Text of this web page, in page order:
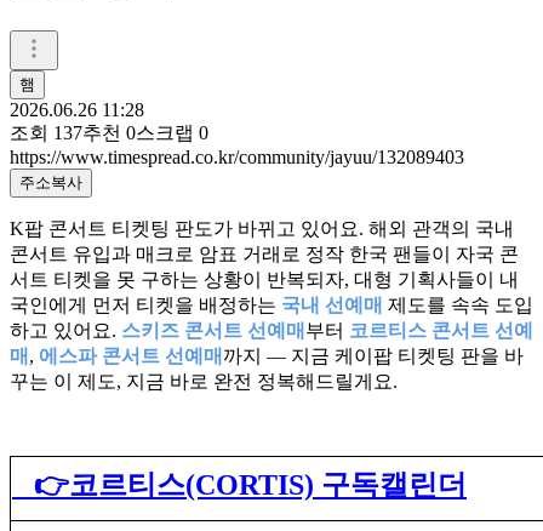
햄
2026.06.26 11:28
조회 137추천 0스크랩 0
https://www.timespread.co.kr/community/jayuu/132089403
주소복사
K팝 콘서트 티켓팅 판도가 바뀌고 있어요. 해외 관객의 국내
콘서트 유입과 매크로 암표 거래로 정작 한국 팬들이 자국 콘
서트 티켓을 못 구하는 상황이 반복되자, 대형 기획사들이 내
국인에게 먼저 티켓을 배정하는 국내 선예매 제도를 속속 도입
하고 있어요. 스키즈 콘서트 선예매 부터 코르티스 콘서트 선예
매 , 에스파 콘서트 선예매 까지 — 지금 케이팝 티켓팅 판을 바
꾸는 이 제도, 지금 바로 완전 정복해드릴게요.
👉코르티스(CORTIS) 구독캘린더